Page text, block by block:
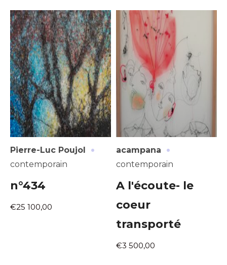
Pierre-Luc Poujol ·
contemporain
n°434
€25 100,00
acampana ·
contemporain
A l'écoute- le
coeur
transporté
€3 500,00